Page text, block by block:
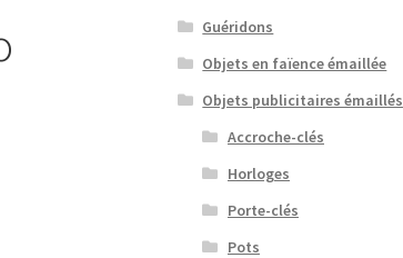
Guéridons
Objets en faïence émaillée
Objets publicitaires émaillés
Accroche-clés
Horloges
Porte-clés
Pots